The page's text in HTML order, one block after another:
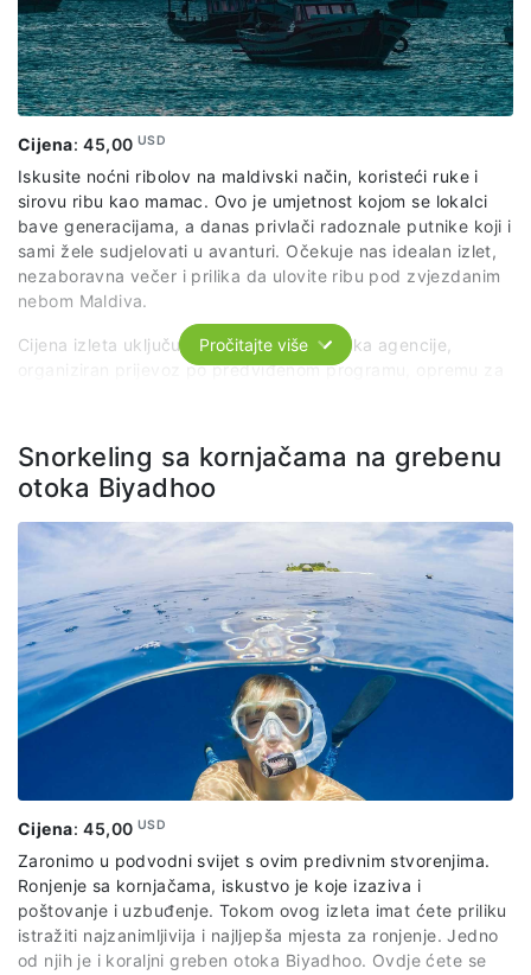
Cijena:45,00 USD
Iskusite noćni ribolov na maldivski način, koristeći ruke i
sirovu ribu kao mamac. Ovo je umjetnost kojom se lokalci
bave generacijama, a danas privlači radoznale putnike koji i
sami žele sudjelovati u avanturi. Očekuje nas idealan izlet,
nezaboravna večer i prilika da ulovite ribu pod zvjezdanim
nebom Maldiva.
Cijena izleta uključuje: usluge predstavnika agencije,
organiziran prijevoz po predviđenom programu, opremu za
Pročitajte više
Snorkeling sa kornjačama na grebenu
otoka Biyadhoo
Cijena:45,00 USD
Zaronimo u podvodni svijet s ovim predivnim stvorenjima.
Ronjenje sa kornjačama, iskustvo je koje izaziva i
poštovanje i uzbuđenje. Tokom ovog izleta imat ćete priliku
istražiti najzanimljivija i najljepša mjesta za ronjenje. Jedno
od njih je i koraljni greben otoka Biyadhoo. Ovdje ćete se